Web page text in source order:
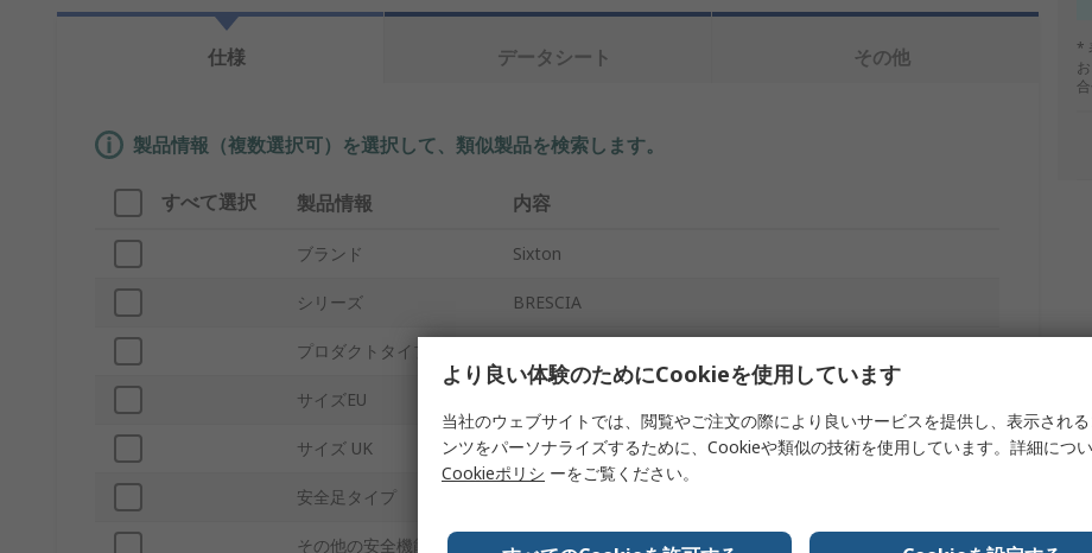
*
仕様 データシート その他
製品情報（複数選択可）を選択して、類似製品を検索します。
すべて選択 製品情報 内容
ブランド Sixton
シリーズ BRESCIA
プロダクトタイプ
サイズEU
サイズ UK 7
安全足タイプ
その他の安全機能 帯電防止
より良い体験のためにCookieを使用しています
当社のウェブサイトでは、閲覧やご注文の際により良いサービスを提供し、表示され
ンツをパーソナライズするために、Cookieや類似の技術を使用しています。詳細につい
Cookieポリシ ーをご覧ください。